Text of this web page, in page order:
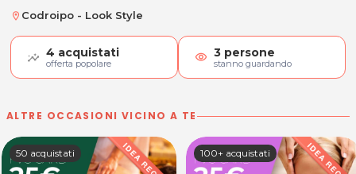
location_on Codroipo - Look Style
4 acquistati
offerta popolare visibility 3 persone
stanno guardando
ALTRE OCCASIONI VICINO A TE
50 acquistati 100+ acquistati